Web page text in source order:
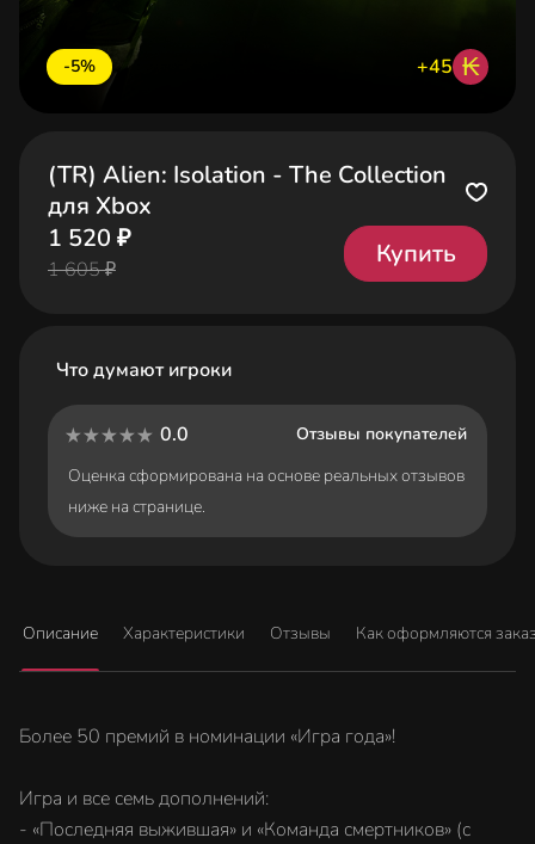
-5% +45 ₭
(TR) Alien: Isolation - The Collection
для Xbox
1 520 ₽
1 605 ₽
Купить
Что думают игроки
0.0
Отзывы покупателей
Оценка сформирована на основе реальных отзывов
ниже на странице.
Описание Характеристики Отзывы Как оформляются
Более 50 премий в номинации «Игра года»!
Игра и все семь дополнений:
- «Последняя выжившая» и «Команда смертников» (с